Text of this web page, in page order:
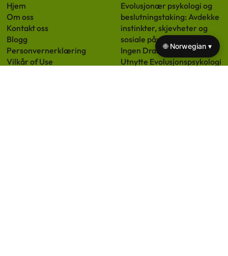
Hjem
Om oss
Kontakt oss
Blogg
Personvernerklæring
Vilkår of Use
Evolusjonær psykologi og
beslutningstaking: Avdekke
instinkter, skjevheter og
sosiale påvirkninger
Ingen Drama Disiplin:
Utnytte Evolusjonspsykologi
🌐 Norwegian ▾